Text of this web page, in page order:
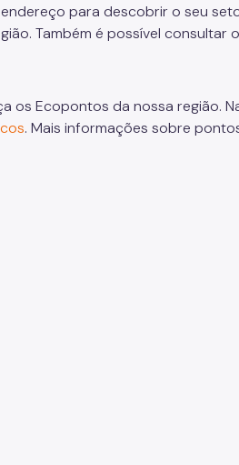
para descobrir o seu
Também é possível consultar
os Ecopontos da nossa região.
. Mais informações sobre